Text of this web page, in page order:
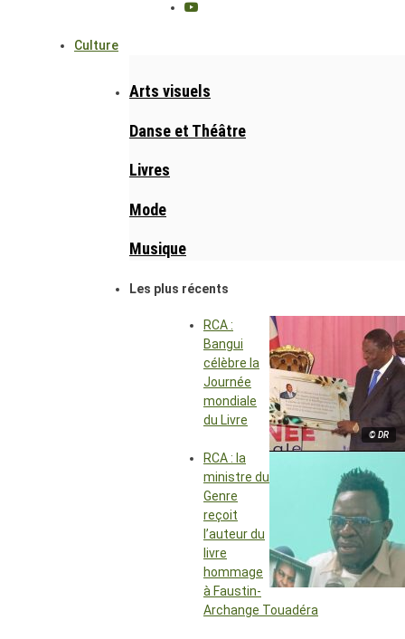
Culture
Arts visuels
Danse et Théâtre
Livres
Mode
Musique
Les plus récents
© DR
RCA :
Bangui
célèbre la
Journée
mondiale
du Livre
RCA : la
ministre du
Genre
reçoit
l’auteur du
livre
hommage
à Faustin-
Archange Touadéra